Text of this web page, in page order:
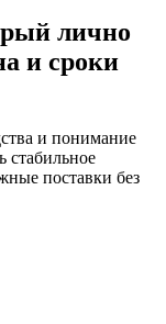
лично
и сроки
и понимание
стабильное
поставки без